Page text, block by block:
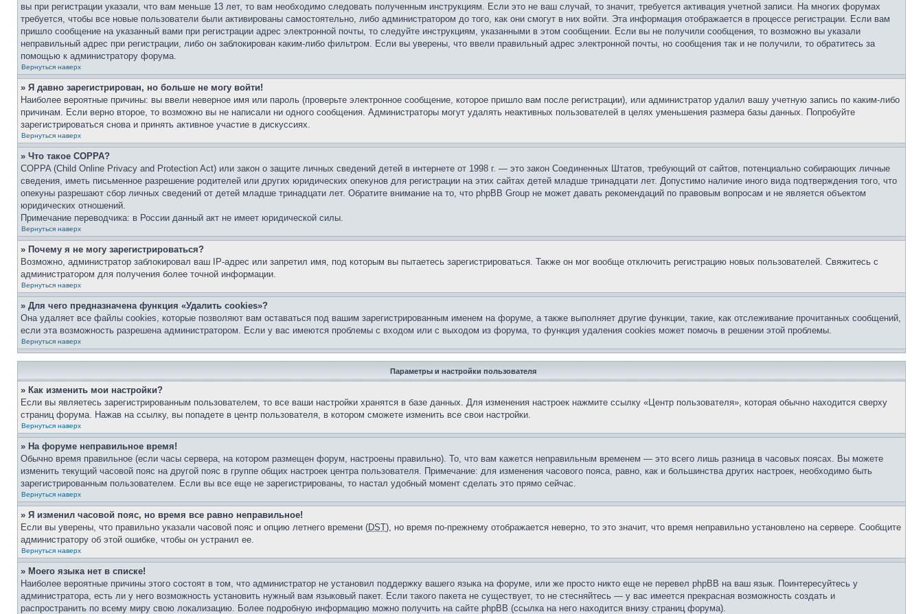
вы при регистрации указали, что вам меньше 13 лет, то вам необходимо следовать полученным инструкциям. Если это не ваш случай, то значит, требуется активация учетной записи. На многих форумах
требуется, чтобы все новые пользователи были активированы самостоятельно, либо администратором до того, как они смогут в них войти. Эта информация отображается в процессе регистрации. Если вам
пришло сообщение на указанный вами при регистрации адрес электронной почты, то следуйте инструкциям, указанными в этом сообщении. Если вы не получили сообщения, то возможно вы указали
неправильный адрес при регистрации, либо он заблокирован каким-либо фильтром. Если вы уверены, что ввели правильный адрес электронной почты, но сообщения так и не получили, то обратитесь за
помощью к администратору форума.
Вернуться наверх
» Я давно зарегистрирован, но больше не могу войти!
Наиболее вероятные причины: вы ввели неверное имя или пароль (проверьте электронное сообщение, которое пришло вам после регистрации), или администратор удалил вашу учетную запись по каким-либо
причинам. Если верно второе, то возможно вы не написали ни одного сообщения. Администраторы могут удалять неактивных пользователей в целях уменьшения размера базы данных. Попробуйте
зарегистрироваться снова и принять активное участие в дискуссиях.
Вернуться наверх
» Что такое COPPA?
COPPA (Child Online Privacy and Protection Act) или закон о защите личных сведений детей в интернете от 1998 г. — это закон Соединенных Штатов, требующий от сайтов, потенциально собирающих личные
сведения, иметь письменное разрешение родителей или других юридических опекунов для регистрации на этих сайтах детей младше тринадцати лет. Допустимо наличие иного вида подтверждения того, что
опекуны разрешают сбор личных сведений от детей младше тринадцати лет. Обратите внимание на то, что phpBB Group не может давать рекомендаций по правовым вопросам и не является объектом
юридических отношений.
Примечание переводчика: в России данный акт не имеет юридической силы.
Вернуться наверх
» Почему я не могу зарегистрироваться?
Возможно, администратор заблокировал ваш IP-адрес или запретил имя, под которым вы пытаетесь зарегистрироваться. Также он мог вообще отключить регистрацию новых пользователей. Свяжитесь с
администратором для получения более точной информации.
Вернуться наверх
» Для чего предназначена функция «Удалить cookies»?
Она удаляет все файлы cookies, которые позволяют вам оставаться под вашим зарегистрированным именем на форуме, а также выполняет другие функции, такие, как отслеживание прочитанных сообщений,
если эта возможность разрешена администратором. Если у вас имеются проблемы с входом или с выходом из форума, то функция удаления cookies может помочь в решении этой проблемы.
Вернуться наверх
Параметры и настройки пользователя
» Как изменить мои настройки?
Если вы являетесь зарегистрированным пользователем, то все ваши настройки хранятся в базе данных. Для изменения настроек нажмите ссылку «Центр пользователя», которая обычно находится сверху
страниц форума. Нажав на ссылку, вы попадете в центр пользователя, в котором сможете изменить все свои настройки.
Вернуться наверх
» На форуме неправильное время!
Обычно время правильное (если часы сервера, на котором размещен форум, настроены правильно). То, что вам кажется неправильным временем — это всего лишь разница в часовых поясах. Вы можете
изменить текущий часовой пояс на другой пояс в группе общих настроек центра пользователя. Примечание: для изменения часового пояса, равно, как и большинства других настроек, необходимо быть
зарегистрированным пользователем. Если вы все еще не зарегистрированы, то настал удобный момент сделать это прямо сейчас.
Вернуться наверх
» Я изменил часовой пояс, но время все равно неправильное!
Если вы уверены, что правильно указали часовой пояс и опцию летнего времени (DST), но время по-прежнему отображается неверно, то это значит, что время неправильно установлено на сервере. Сообщите
администратору об этой ошибке, чтобы он устранил ее.
Вернуться наверх
» Моего языка нет в списке!
Наиболее вероятные причины этого состоят в том, что администратор не установил поддержку вашего языка на форуме, или же просто никто еще не перевел phpBB на ваш язык. Поинтересуйтесь у
администратора, есть ли у него возможность установить нужный вам языковый пакет. Если такого пакета не существует, то не стесняйтесь — у вас имеется прекрасная возможность создать и
распространить по всему миру свою локализацию. Более подробную информацию можно получить на сайте phpBB (ссылка на него находится внизу страниц форума).